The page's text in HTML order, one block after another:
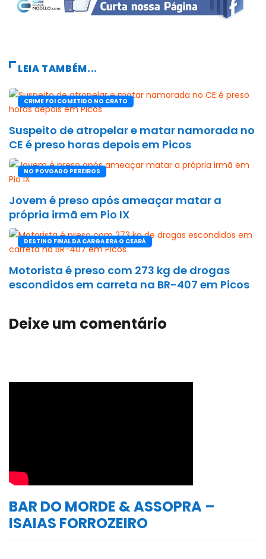
LEIA TAMBÉM...
CRIME FOI COMETIDO NO CRATO
Suspeito de atropelar e matar namorada no
CE é preso horas depois em Picos
NO POVOADO PEREIROS
Jovem é preso após ameaçar matar a
própria irmã em Pio IX
DESTINO FINAL DA CARGA ERA O CEARÁ
Motorista é preso com 273 kg de drogas
escondidos em carreta na BR-407 em Picos
Deixe um comentário
BAR DO MORDE & ASSOPRA –
ISAIAS FORROZEIRO